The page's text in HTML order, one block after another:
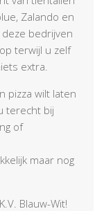
Zalando en
deze bedrijven
terwijl u zelf
extra.
pizza wilt laten
terecht bij
of
maar nog
Blauw-Wit!